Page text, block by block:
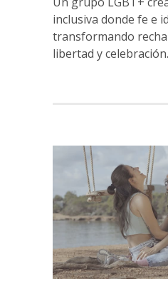
inclusiva donde fe e
transformando
libertad y celebración.